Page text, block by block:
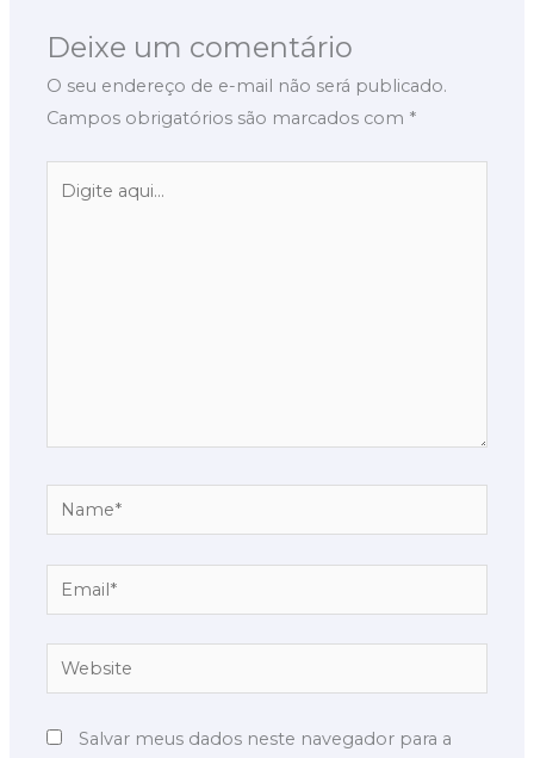
Deixe um comentário
O seu endereço de e-mail não será publicado.
Campos obrigatórios são marcados com *
aqui...
Name*
Email*
Website
Salvar meus dados neste navegador para a